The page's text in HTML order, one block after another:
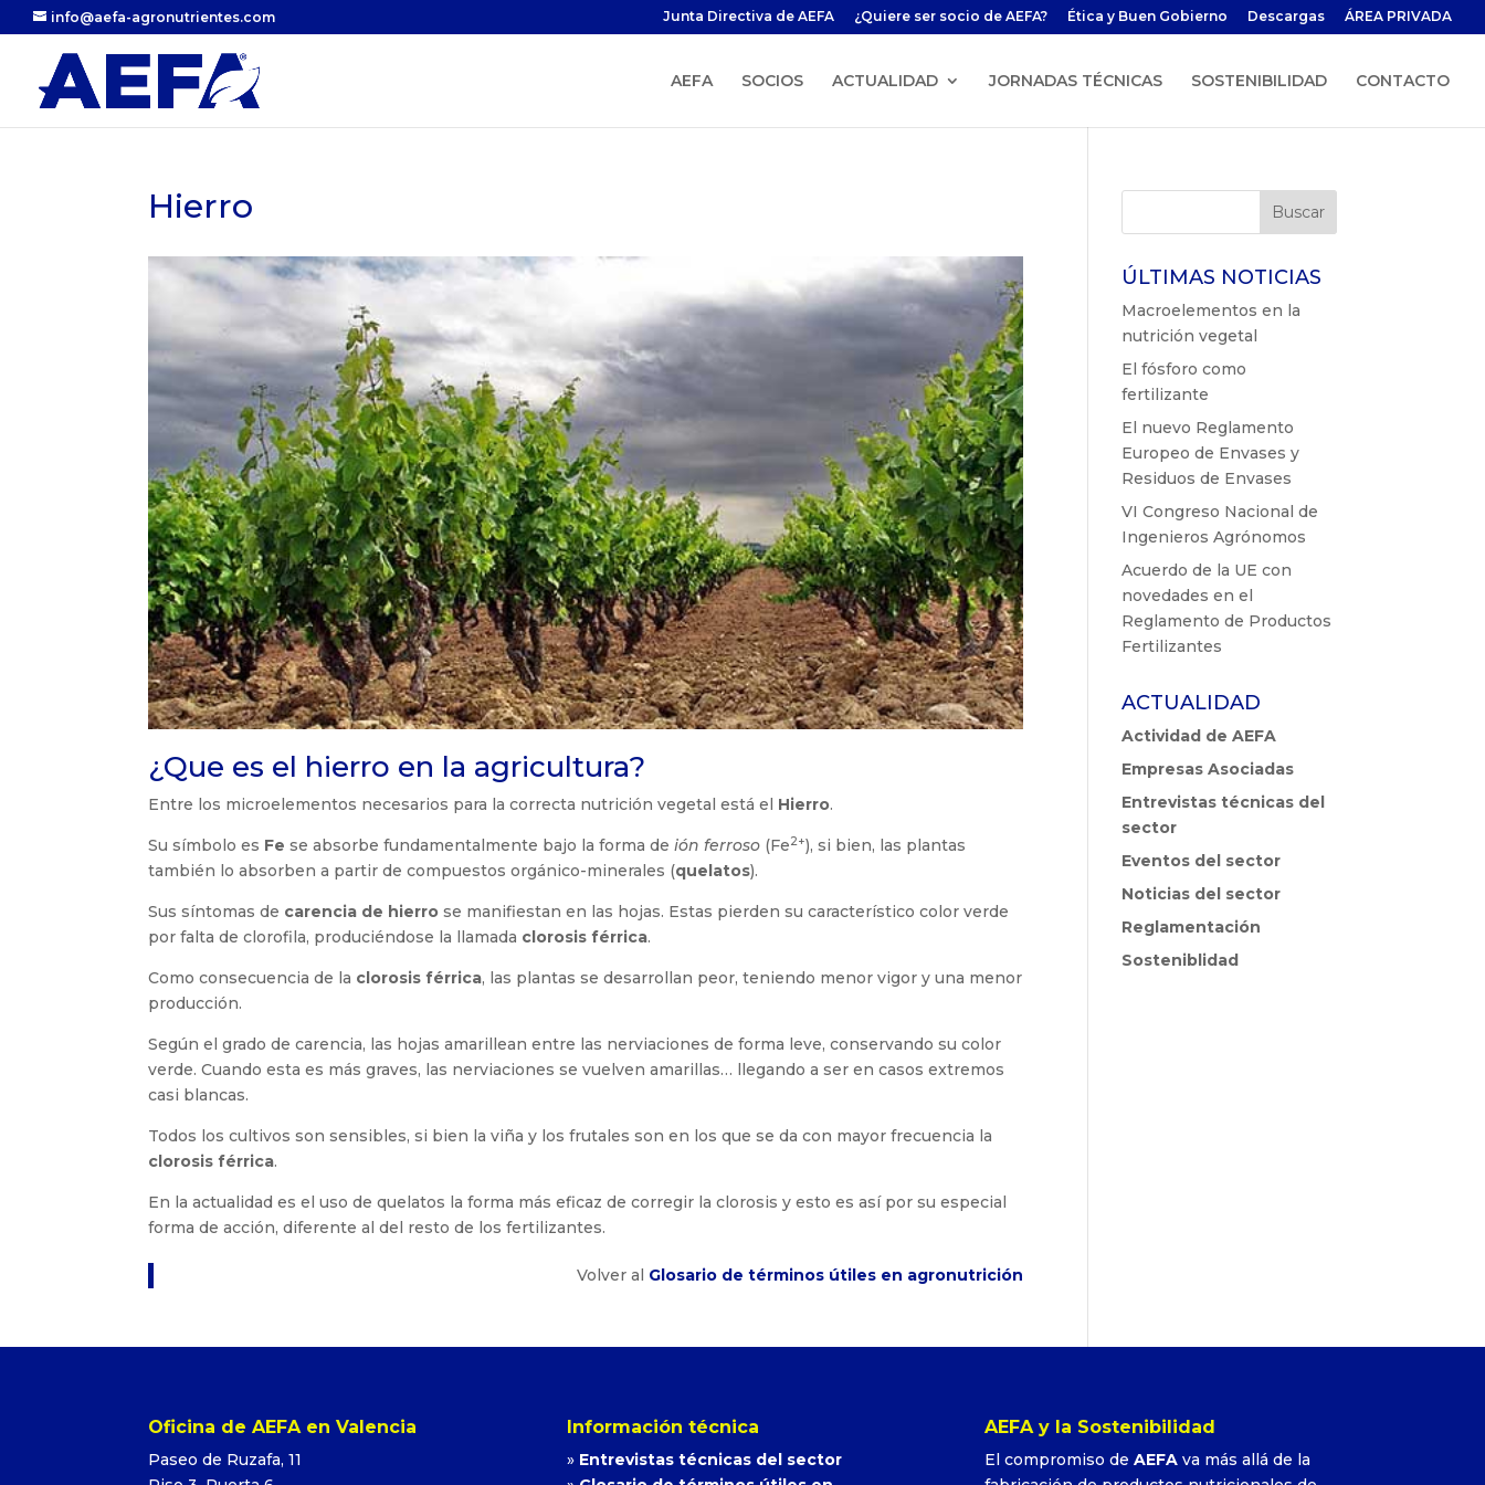
info@aefa-agronutrientes.com Junta Directiva de AEFA ¿Quiere ser socio de AEFA? Ética y Buen Gobierno Descargas ÁREA PRIVADA
AEFA SOCIOS ACTUALIDAD JORNADAS TÉCNICAS SOSTENIBILIDAD CONTACTO
Hierro
¿Que es el hierro en la agricultura?
Entre los microelementos necesarios para la correcta nutrición vegetal está el Hierro.
Su símbolo es Fe se absorbe fundamentalmente bajo la forma deión ferroso (Fe2+), si bien, las plantas
también lo absorben a partir de compuestos orgánico-minerales (quelatos).
Sus síntomas de carencia de hierro se manifiestan en las hojas. Estas pierden su característico color verde
por falta de clorofila, produciéndose la llamada clorosis férrica.
Como consecuencia de la clorosis férrica, las plantas se desarrollan peor, teniendo menor vigor y una menor
producción.
Según el grado de carencia, las hojas amarillean entre las nerviaciones de forma leve, conservando su color
verde. Cuando esta es más graves, las nerviaciones se vuelven amarillas… llegando a ser en casos extremos
casi blancas.
Todos los cultivos son sensibles, si bien la viña y los frutales son en los que se da con mayor frecuencia la
clorosis férrica.
En la actualidad es el uso de quelatos la forma más eficaz de corregir la clorosis y esto es así por su especial
forma de acción, diferente al del resto de los fertilizantes.
Volver al Glosario de términos útiles en agronutrición
ÚLTIMAS NOTICIAS
Macroelementos en la
nutrición vegetal
El fósforo como
fertilizante
El nuevo Reglamento
Europeo de Envases y
Residuos de Envases
VI Congreso Nacional de
Ingenieros Agrónomos
Acuerdo de la UE con
novedades en el
Reglamento de Productos
Fertilizantes
ACTUALIDAD
Actividad de AEFA
Empresas Asociadas
Entrevistas técnicas del
sector
Eventos del sector
Noticias del sector
Reglamentación
Sosteniblidad
Oficina de AEFA en Valencia
Paseo de Ruzafa, 11
Información técnica
» Entrevistas técnicas del sector
AEFA y la Sostenibilidad
El compromiso de AEFAva más allá de la